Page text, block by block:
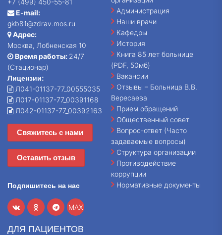
+7 (499) 450-55-81
E-mail:
gkb81@zdrav.mos.ru
Адрес:
Москва, Лобненская 10
Время работы: 24/7
(Стационар)
Лицензии:
Л041-01137-77_00555035
Л017-01137-77_00391168
Л042-01137-77_00392163
Свяжитесь с нами
Оставить отзыв
Подпишитесь на нас
MAX
Администрация
Наши врачи
Кафедры
История
Книга 85 лет больнице
(PDF, 50мб)
Вакансии
Отзывы – Больница В.В.
Вересаева
Прием обращений
Общественный совет
Вопрос-ответ (Часто
задаваемые вопросы)
Структура организации
Противодействие
коррупции
Нормативные документы
ДЛЯ ПАЦИЕНТОВ